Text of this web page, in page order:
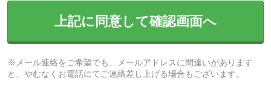
上記に同意して確認画面へ
※メール連絡をご希望でも、メールアドレスに間違いがあります
と、やむなくお電話にてご連絡差し上げる場合もございます。